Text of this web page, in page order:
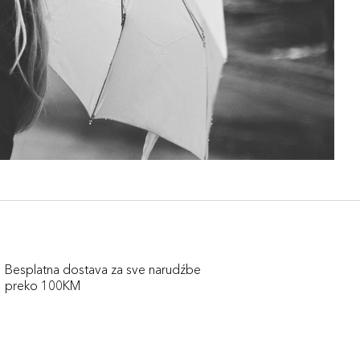
Besplatna dostava za sve narudźbe
preko 100KM